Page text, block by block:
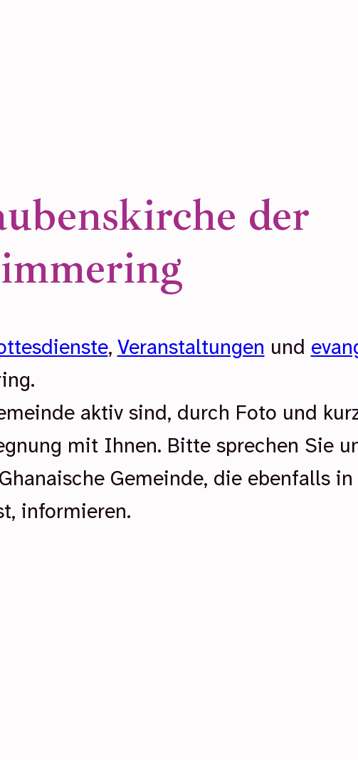
der
, Veranstaltungen und
aktiv sind, durch Foto und
mit Ihnen. Bitte sprechen Sie
Gemeinde, die ebenfalls
informieren.